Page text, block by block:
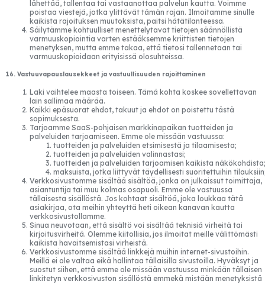
lähettää, tallentaa tai vastaanottaa palvelun kautta. Voimme
poistaa viestejä, jotka ylittävät tämän rajan. Ilmoitamme sinulle
kaikista rajoituksen muutoksista, paitsi hätätilanteessa.
Säilytämme kohtuulliset menettelytavat tietojen säännöllistä
varmuuskopiointia varten estääksemme kriittisten tietojen
menetyksen, mutta emme takaa, että tietosi tallennetaan tai
varmuuskopioidaan erityisissä olosuhteissa.
16. Vastuuvapauslausekkeet ja vastuullisuuden rajoittaminen
Laki vaihtelee maasta toiseen. Tämä kohta koskee sovellettavan
lain sallimaa määrää.
Kaikki epäsuorat ehdot, takuut ja ehdot on poistettu tästä
sopimuksesta.
Tarjoamme SaaS-pohjaisen markkinapaikan tuotteiden ja
palveluiden tarjoamiseen. Emme ole missään vastuussa:
tuotteiden ja palveluiden etsimisestä ja tilaamisesta;
tuotteiden ja palveluiden valinnastasi;
tuotteiden ja palveluiden tarjoamisen kaikista näkökohdista;
maksuista, jotka liittyvät täydellisesti suoritettuihin
Verkkosivustomme sisältää sisältöä, jonka on julkaissut toimittaja,
asiantuntija tai muu kolmas osapuoli. Emme ole vastuussa
tällaisesta sisällöstä. Jos kohtaat sisältöä, joka loukkaa tätä
asiakirjaa, ota meihin yhteyttä heti oikean kanavan kautta
verkkosivustollamme.
Sinua neuvotaan, että sisältö voi sisältää teknisiä virheitä tai
kirjoitusvirheitä. Olemme kiitollisia, jos ilmoitat meille välittömästi
kaikista havaitsemistasi virheistä.
Verkkosivustomme sisältää linkkejä muihin internet-sivustoihin.
Meillä ei ole valtaa eikä hallintaa tällaisilla sivustoilla. Hyväksyt ja
suostut siihen, että emme ole missään vastuussa minkään tällaisen
linkitetyn verkkosivuston sisällöstä emmekä mistään menetyksistä